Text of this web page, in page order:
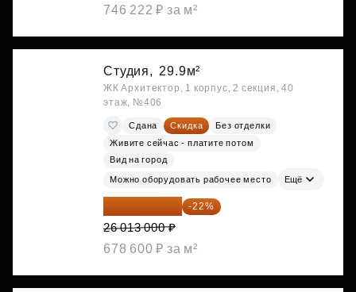
746 222 ₽ за м²
Студия, 29.9м²
ЖК Архитектор, 1 корпус, 2 секция, 40
этаж, №406
Сдана Скидка
Без отделки
Живите сейчас - платите потом
Вид на город
Можно оборудовать рабочее место Ещё
20 290 140 ₽ -22%
26 013 000 ₽
678 600 ₽ за м²